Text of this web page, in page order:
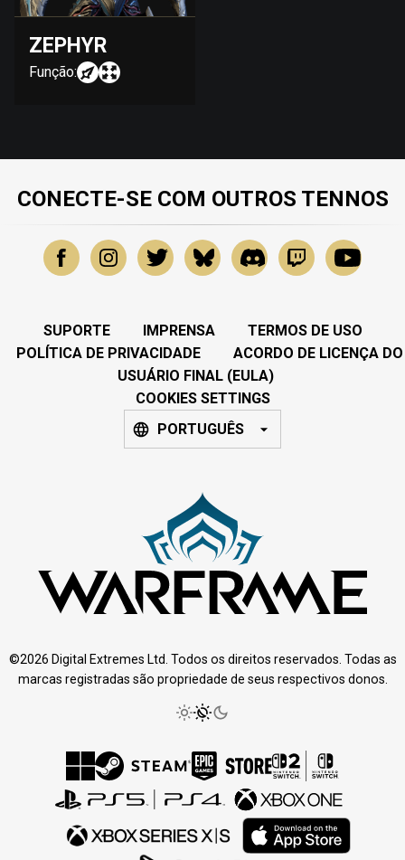
ZEPHYR
Função:
CONECTE-SE COM OUTROS TENNOS
SUPORTE IMPRENSA
TERMOS DE USO
POLÍTICA DE PRIVACIDADE
ACORDO DE LICENÇA DO
USUÁRIO FINAL (EULA)
COOKIES SETTINGS
PORTUGUÊS
©2026 Digital Extremes Ltd. Todos os direitos reservados. Todas as
marcas registradas são propriedade de seus respectivos donos.